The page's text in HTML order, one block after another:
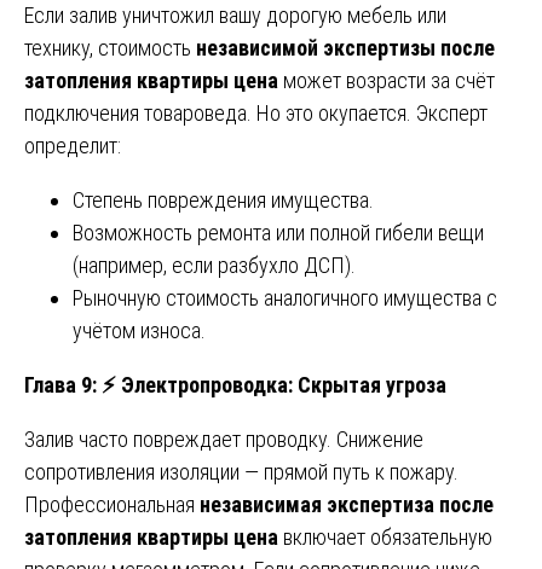
Если залив уничтожил вашу дорогую мебель или
технику, стоимость независимой экспертизы после
затопления квартиры цена может возрасти за счёт
подключения товароведа. Но это окупается. Эксперт
определит:
Степень повреждения имущества.
Возможность ремонта или полной гибели вещи
(например, если разбухло ДСП).
Рыночную стоимость аналогичного имущества с
учётом износа.
Глава 9: ⚡ Электропроводка: Скрытая угроза
Залив часто повреждает проводку. Снижение
сопротивления изоляции — прямой путь к пожару.
Профессиональная независимая экспертиза после
затопления квартиры цена включает обязательную